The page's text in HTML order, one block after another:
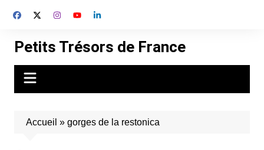
Petits Trésors de France
Accueil » gorges de la restonica